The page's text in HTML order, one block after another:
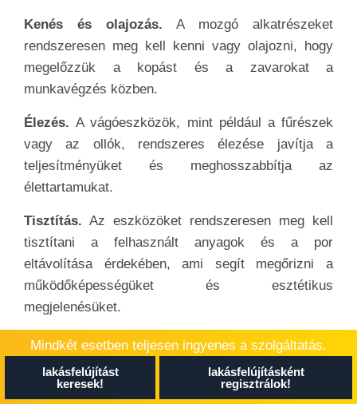
Kenés és olajozás.A mozgó alkatrészeket
rendszeresen meg kell kenni vagy olajozni, hogy
megelőzzük a kopást és a zavarokat a
munkavégzés közben.
Élezés.A vágóeszközök, mint például a fűrészek
vagy az ollók, rendszeres élezése javítja a
teljesítményüket és meghosszabbítja az
élettartamukat.
Tisztítás. Az eszközöket rendszeresen meg kell
tisztítani a felhasznált anyagok és a por
eltávolítása érdekében, ami segít megőrizni a
működőképességüket és esztétikus
megjelenésüket.
Elektromos eszközök ellenőrzése. Az elektromos
kábeleknek nem szabad sérülteknek vagy
Mindkét esetben teljesen ingyenes a szolgáltatás.
lakásfelújítást
keresek!
lakásfelújításként
regisztrálok!